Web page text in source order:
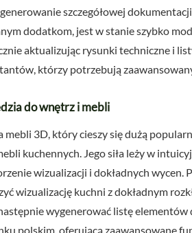
szczegółowej
dodatkom, jest w stanie szybko
aktualizując rysunki techniczne i
którzy potrzebują
do wnętrz i mebli
3D, który cieszy się dużą
kuchennych. Jego siła leży w
wizualizacji i dokładnych
wizualizację kuchni z dokładnym
wygenerować listę
polskim, oferującą zaawansowane